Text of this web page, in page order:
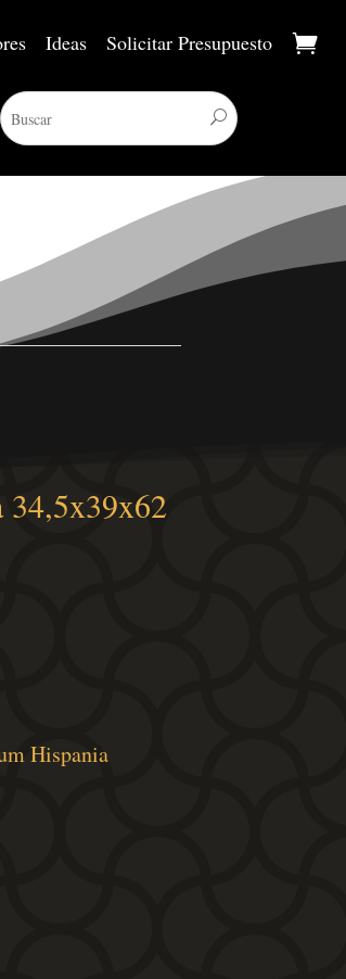
Ideas Solicitar Presupuesto
34,5x39x62
Hispania